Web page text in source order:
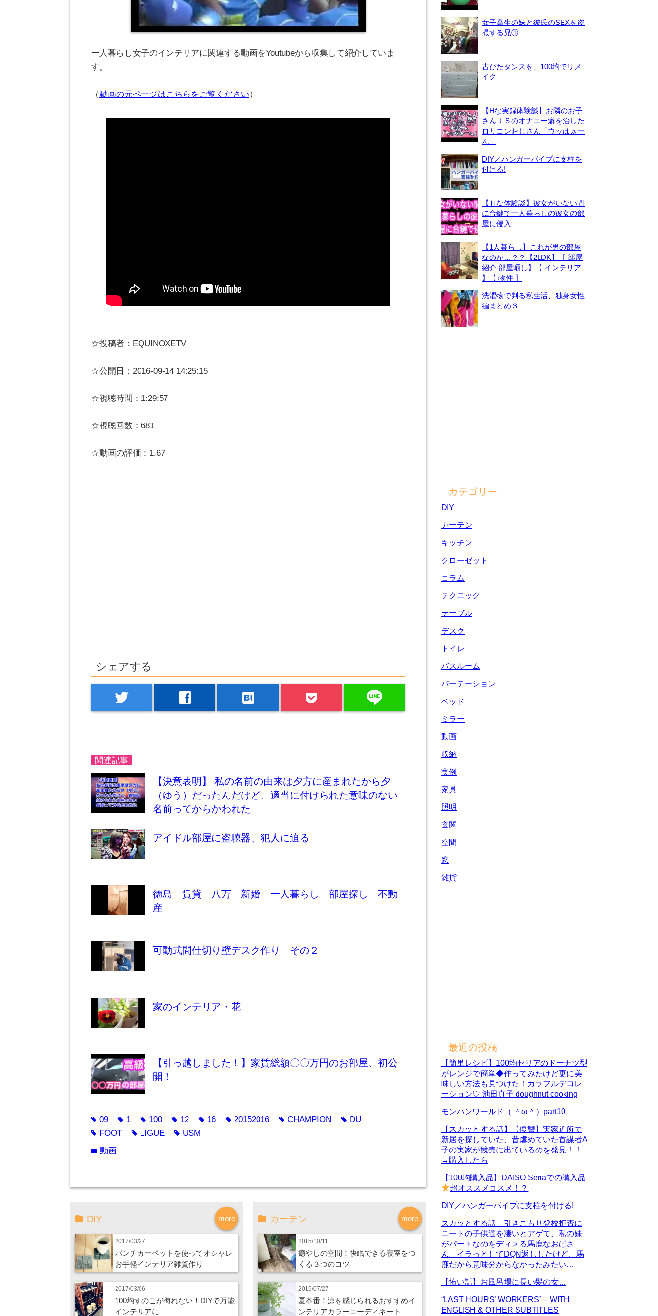
一人暮らし女子のインテリアに関連する動画をYoutubeから収集して紹介していま
す。
（動画の元ページはこちらをご覧ください）
☆投稿者：EQUINOXETV
☆公開日：2016-09-14 14:25:15
☆視聴時間：1:29:57
☆視聴回数：681
☆動画の評価：1.67
シェアする
twitter facebook hatenabookmark line
関連記事
【決意表明】 私の名前の由来は夕方に産まれたから夕
（ゆう）だったんだけど、適当に付けられた意味のない
名前ってからかわれた
アイドル部屋に盗聴器、犯人に迫る
徳島 賃貸 八万 新婚 一人暮らし 部屋探し 不動
産
可動式間仕切り壁デスク作り その２
家のインテリア・花
【引っ越しました！】家賃総額〇〇万円のお部屋、初公
開！
tag 09 tag 1 tag 100 tag 12 tag 16 tag 20152016 tag CHAMPION tag DU
tag FOOT tag LIGUE tag USM
folder 動画
more
DIY
2017/03/27
パンチカーペットを使ってオシャレ
お手軽インテリア雑貨作り
2017/03/06
100均すのこが侮れない！DIYで万能
インテリアに
more
カーテン
2015/10/11
癒やしの空間！快眠できる寝室をつ
くる３つのコツ
2015/07/27
夏本番！涼を感じられるおすすめイ
ンテリアカラーコーディネート
女子高生の妹と彼氏のSEXを盗
撮する兄①
古びたタンスを、100均でリメ
イク
【Hな実録体験談】お隣のお子
さんＪＳのオナニー癖を治した
ロリコンおじさん「ウッはぁー
ん」
DIY／ハンガーパイプに支柱を
付ける!
【Ｈな体験談】彼女がいない間
に合鍵で一人暮らしの彼女の部
屋に侵入
【1人暮らし】これが男の部屋
なのか…？？【2LDK】【 部屋
紹介 部屋晒し】【 インテリア
】【 物件 】
洗濯物で判る私生活、独身女性
編まとめ３
カテゴリー
DIY
カーテン
キッチン
クローゼット
コラム
テクニック
テーブル
デスク
トイレ
バスルーム
パーテーション
ベッド
ミラー
動画
収納
実例
家具
照明
玄関
空間
窓
雑貨
最近の投稿
【簡単レシピ】100均セリアのドーナツ型
がレンジで簡単◆作ってみたけど更に美
味しい方法も見つけた！カラフルデコレ
ーション♡ 池田真子 doughnut cooking
モンハンワールド（ ＾ω＾）part10
【スカッとする話】【復讐】実家近所で
新居を探していた、昔虐めていた首謀者A
子の実家が競売に出ているのを発見！！
→購入したら
【100均購入品】DAISO Seriaでの購入品
超オススメコスメ！？
DIY／ハンガーパイプに支柱を付ける!
スカッとする話 引きこもり登校拒否に
ニートの子供達を凄いとアゲて、私の妹
がパートなのをディスる馬鹿なおばさ
ん。イラっとしてDQN返ししたけど、馬
鹿だから意味分からなかったみたい…
【怖い話】お風呂場に長い髪の女…
“LAST HOURS’ WORKERS” – WITH
ENGLISH & OTHER SUBTITLES